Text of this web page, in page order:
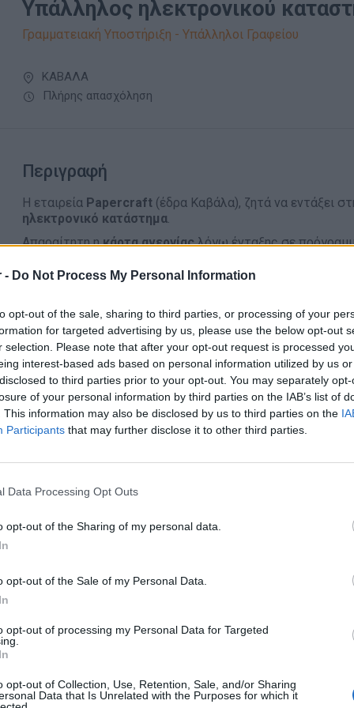
- Do Not Process My Personal Information
opt-out of the sale, sharing to third parties, or processing of your
for targeted advertising by us, please use the below opt-out
selection. Please note that after your opt-out request is processed
interest-based ads based on personal information utilized by us
to third parties prior to your opt-out. You may separately
of your personal information by third parties on the IAB’s list of
This information may also be disclosed by us to third parties on the
Participants that may further disclose it to other third parties.
Data Processing Opt Outs
opt-out of the Sharing of my personal data.
opt-out of the Sale of my Personal Data.
opt-out of processing my Personal Data for Targeted
opt-out of Collection, Use, Retention, Sale, and/or Sharing
Data that Is Unrelated with the Purposes for which it
Υπάλληλος ηλεκτρονικού
Γραμματειακή Υποστήριξη - Υπάλληλοι Γραφείου
ΚΑΒΑΛΑ
Πλήρης απασχόληση
Περιγραφή
H εταιρεία Papercraft (έδρα Καβάλα), ζητά να εντάξει
ηλεκτρονικό κατάστημα.
Απαραίτητη ηκάρτα ανεργίαςλόγω ένταξης σε
Καθήκοντα:
Διεκπεραίωση παραγγελιών
Συσκευασία και αποστολή παραγγελιών
Απαραίτητα Προσόντα
Απαραίτητη η κάρτα ανεργίας
Πολύ καλή γνώση Excel, Word & ηλεκτρονική